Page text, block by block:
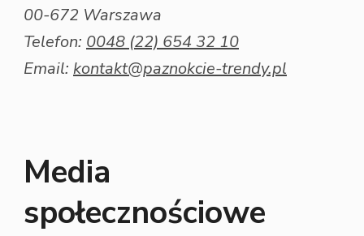
00-672 Warszawa
Telefon: 0048 (22) 654 32 10
Email: kontakt@paznokcie-trendy.pl
Media
społecznościowe